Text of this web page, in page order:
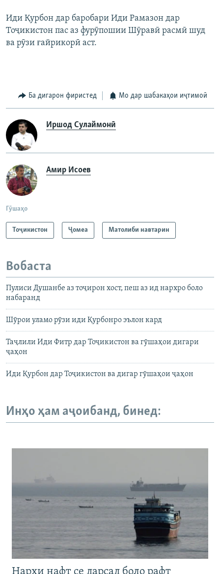
Иди Қурбон дар баробари Иди Рамазон дар
Тоҷикистон пас аз фурӯпошии Шӯравӣ расмӣ шуд
ва рӯзи ғайрикорӣ аст.
Ба дигарон фиристед Мо дар шабакаҳои иҷтимоӣ
Иршод Сулаймонӣ
Амир Исоев
Гӯшаҳо
Тоҷикистон Ҷомeа Матолиби навтарин
Вобаста
Пулиси Душанбе аз тоҷирон хост, пеш аз ид нархро боло
набаранд
Шӯрои уламо рӯзи иди Қурбонро эълон кард
Таҷлили Иди Фитр дар Тоҷикистон ва гӯшаҳои дигари
ҷаҳон
Иди Қурбон дар Тоҷикистон ва дигар гӯшаҳои ҷаҳон
Инҳо ҳам аҷоибанд, бинед:
Нархи нафт се дарсад боло рафт